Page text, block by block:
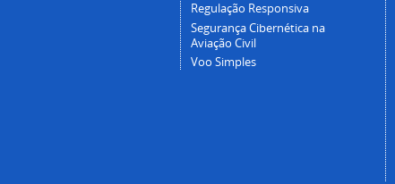
Regulação Responsiva
Segurança Cibernética na
Aviação Civil
Voo Simples